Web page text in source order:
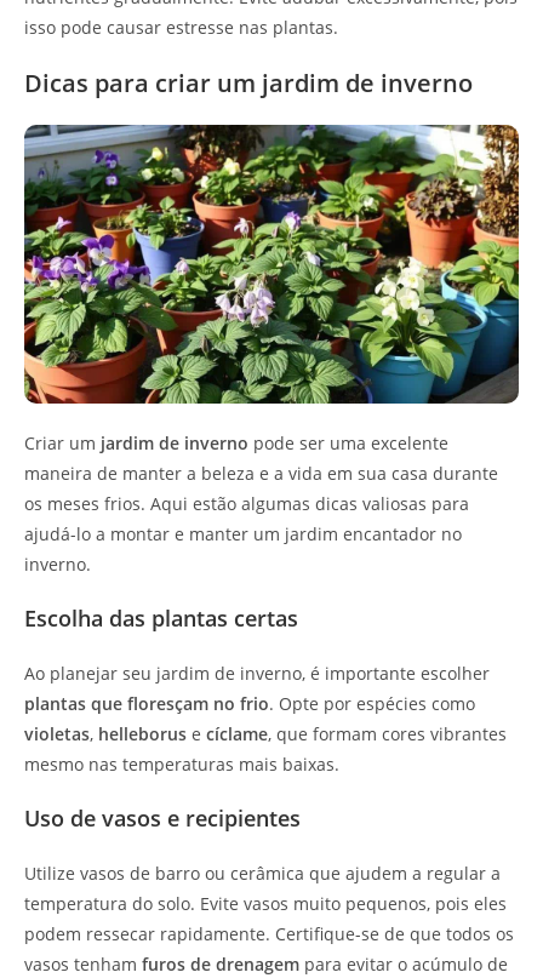
isso pode causar estresse nas plantas.
Dicas para criar um jardim de inverno
Criar um jardim de inverno pode ser uma excelente
maneira de manter a beleza e a vida em sua casa durante
os meses frios. Aqui estão algumas dicas valiosas para
ajudá-lo a montar e manter um jardim encantador no
inverno.
Escolha das plantas certas
Ao planejar seu jardim de inverno, é importante escolher
plantas que floresçam no frio. Opte por espécies como
violetas, helleborus e cíclame, que formam cores vibrantes
mesmo nas temperaturas mais baixas.
Uso de vasos e recipientes
Utilize vasos de barro ou cerâmica que ajudem a regular a
temperatura do solo. Evite vasos muito pequenos, pois eles
podem ressecar rapidamente. Certifique-se de que todos os
vasos tenham furos de drenagem para evitar o acúmulo de